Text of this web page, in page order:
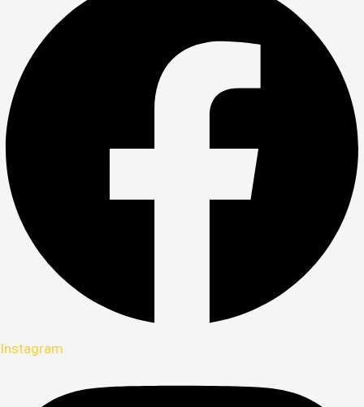
Instagram